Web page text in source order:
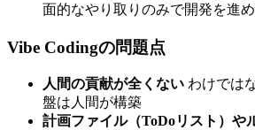
面的なやり取りのみで開発を進
Vibe Codingの問題点
人間の貢献が全くない わけでは
盤は人間が構築
計画ファイル（ToDoリスト）や